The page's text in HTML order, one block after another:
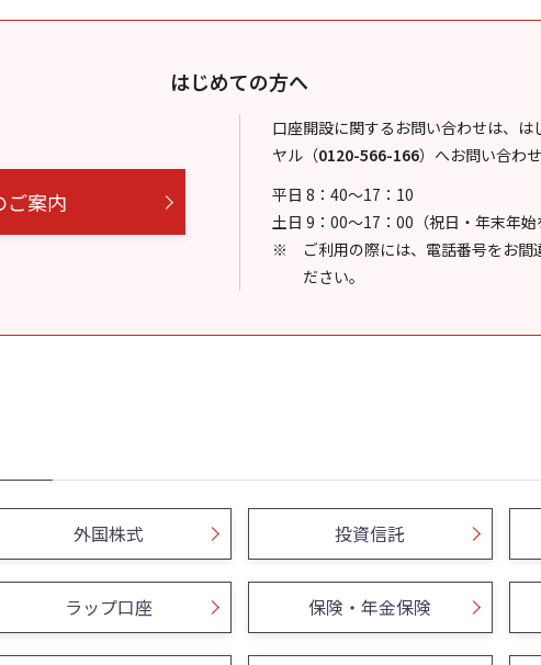
はじめての方へ
ご案内
口座開設に関するお問い合わせは、は
ヤル （0120-566-166） へお問い合わ
平日 8：40～17：10
土日 9：00～17：00（祝日・年末年始
ご利用の際には、電話番号をお間
ださい。
外国株式 投資信託
ラップ口座 保険・年金保険